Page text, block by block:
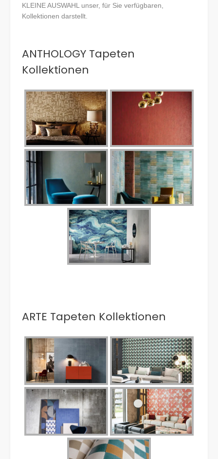
KLEINE AUSWAHL unser, für Sie verfügbaren,
Kollektionen darstellt.
ANTHOLOGY Tapeten
Kollektionen
ARTE Tapeten Kollektionen